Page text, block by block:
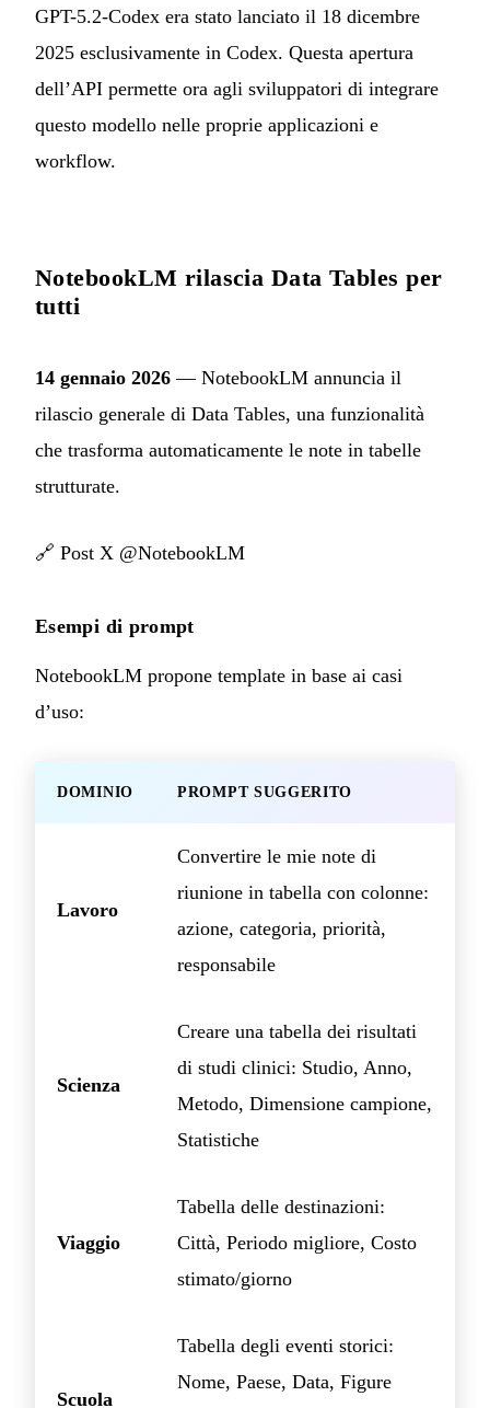
GPT-5.2-Codex era stato lanciato il 18 dicembre
2025 esclusivamente in Codex. Questa apertura
dell’API permette ora agli sviluppatori di integrare
questo modello nelle proprie applicazioni e
workflow.
NotebookLM rilascia Data Tables per
tutti
14 gennaio 2026 — NotebookLM annuncia il
rilascio generale di Data Tables, una funzionalità
che trasforma automaticamente le note in tabelle
strutturate.
🔗 Post X @NotebookLM
Esempi di prompt
NotebookLM propone template in base ai casi
d’uso:
DOMINIO PROMPT SUGGERITO
Lavoro
Convertire le mie note di
riunione in tabella con colonne:
azione, categoria, priorità,
responsabile
Scienza
Creare una tabella dei risultati
di studi clinici: Studio, Anno,
Metodo, Dimensione campione,
Statistiche
Viaggio
Tabella delle destinazioni:
Città, Periodo migliore, Costo
stimato/giorno
Scuola
Tabella degli eventi storici:
Nome, Paese, Data, Figure